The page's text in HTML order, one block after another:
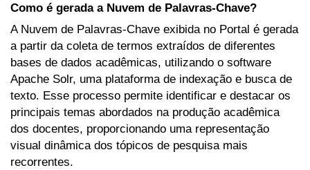
Como é gerada a Nuvem de Palavras-Chave?
A Nuvem de Palavras-Chave exibida no Portal é gerada
a partir da coleta de termos extraídos de diferentes
bases de dados acadêmicas, utilizando o software
Apache Solr, uma plataforma de indexação e busca de
texto. Esse processo permite identificar e destacar os
principais temas abordados na produção acadêmica
dos docentes, proporcionando uma representação
visual dinâmica dos tópicos de pesquisa mais
recorrentes.